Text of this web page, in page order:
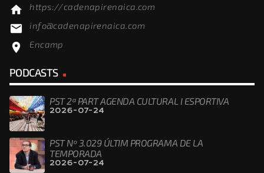
home https://cadenapirenaica.com
email info@cadenapirenaica.com
location_on Encamp
PODCASTS
PST 2ª PART AGENDA CULTURAL I ESPORTIVA
2026-07-24
PST Nº 3.029 ÚLTIM PROGRAMA DE LA
TEMPORADA
2026-07-24